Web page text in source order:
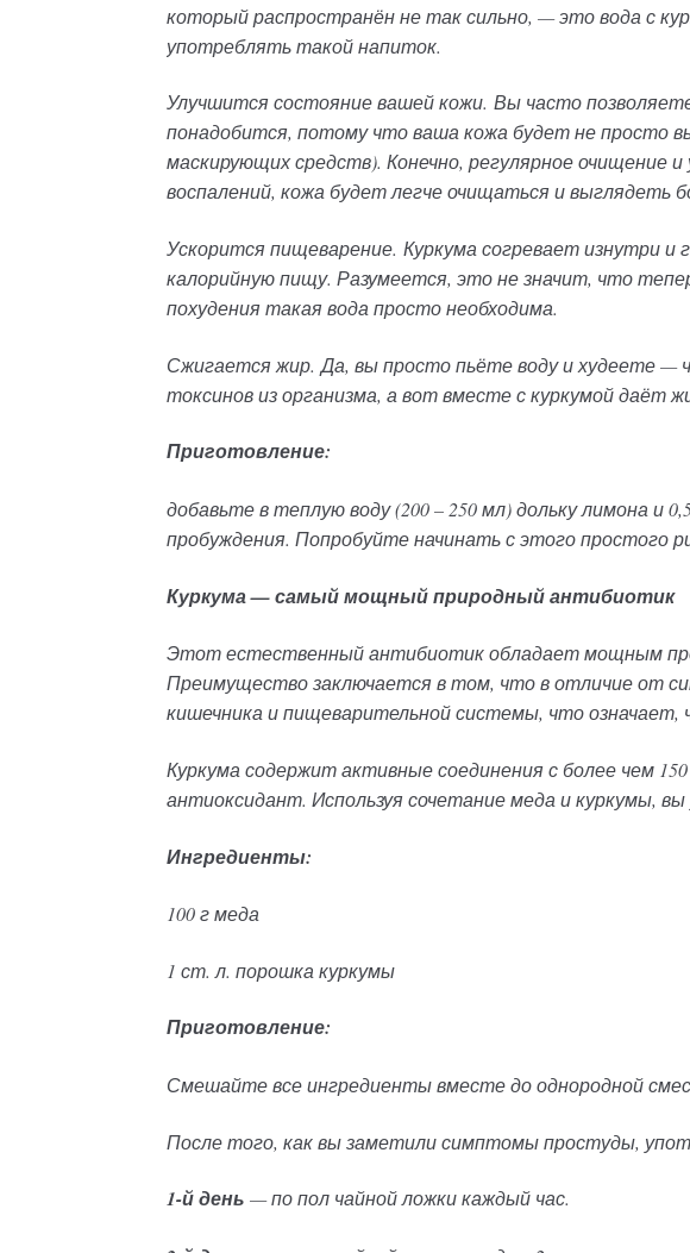
который распространён не так сильно, — это вода с
употреблять такой напиток.
Улучшится состояние вашей кожи. Вы часто
понадобится, потому что ваша кожа будет не просто
маскирующих средств). Конечно, регулярное очищение
воспалений, кожа будет легче очищаться и выглядеть
Ускорится пищеварение. Куркума согревает изнутри
калорийную пищу. Разумеется, это не значит, что
похудения такая вода просто необходима.
Сжигается жир. Да, вы просто пьёте воду и худеете —
токсинов из организма, а вот вместе с куркумой даёт
Приготовление:
добавьте в теплую воду (200 – 250мл)дольку лимона и
пробуждения. Попробуйте начинать с этого простого
Куркума — самый мощный природный антибиотик
Этот естественный антибиотик обладает мощным
Преимущество заключается в том, что в отличие от
кишечника и пищеварительной системы, что
Куркума содержит активные соединения с более чем
антиоксидант. Используя сочетание меда и куркумы,
Ингредиенты:
100 г меда
1 ст. л. порошка куркумы
Приготовление:
Смешайте все ингредиенты вместе до однородной
После того, как вы заметили симптомы простуды,
1-й день — по пол чайной ложки каждый час.